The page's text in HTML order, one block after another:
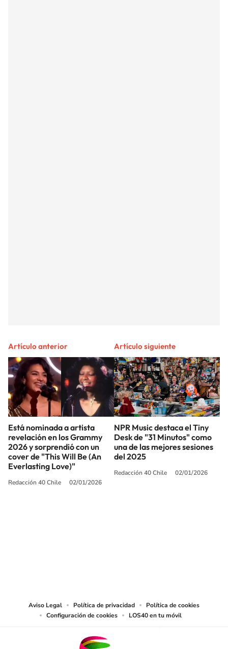
Artículo anterior
Está nominada a artista
revelación en los Grammy
2026 y sorprendió con un
cover de "This Will Be (An
Everlasting Love)"
Redacción 40 Chile 02/01/2026
Artículo siguiente
NPR Music destaca el Tiny
Desk de "31 Minutos" como
una de las mejores sesiones
del 2025
Redacción 40 Chile 02/01/2026
Aviso Legal Política de privacidad
Política de cookies
Configuración de cookies
LOS40 en tu móvil